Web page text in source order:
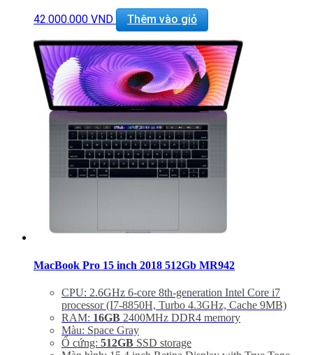
Force Touch Trackpad
macOS Sierra
BẢO HÀNH 1 NĂM.
42.000.000 VND Thêm vào giỏ
MacBook Pro 15 inch 2018 512Gb MR942
CPU: 2.6GHz 6-core 8th-generation Intel Core i7
processor (I7-8850H, Turbo 4.3GHz, Cache 9MB)
RAM: 16GB 2400MHz DDR4 memory
Màu: Space Gray
Ổ cứng: 512GB SSD storage